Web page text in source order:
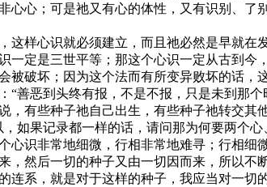
心；可是祂又有心的体性，又有识别、
心识就必须建立，而且祂必然是早就在
定是三世平等；那这个心识一定从古到今
破坏；因为这个法而有所变异败坏的话，
恶到头终有报，不是不报，只是未到那个
有些种子祂自己出生，有些种子祂转交
如果记录都一样的话，请问那为何要两个
识非常地细微，行相非常地难寻；行相细
后一切的种子又由一切因而来，所以不
系，就是对于这样的种子，我应当对一